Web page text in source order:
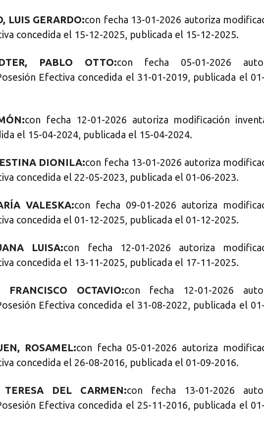
LUIS GERARDO:con fecha 13-01-2026 autoriza
concedida el 15-12-2025, publicada el 15-12-2025.
PABLO OTTO:con fecha 05-01-2026
Efectiva concedida el 31-01-2019, publicada el
con fecha 12-01-2026 autoriza modificación
el 15-04-2024, publicada el 15-04-2024.
DIONILA:con fecha 13-01-2026 autoriza
concedida el 22-05-2023, publicada el 01-06-2023.
VALESKA:con fecha 09-01-2026 autoriza
concedida el 01-12-2025, publicada el 01-12-2025.
LUISA:con fecha 12-01-2026 autoriza
concedida el 13-11-2025, publicada el 17-11-2025.
FRANCISCO OCTAVIO:con fecha 12-01-2026
Efectiva concedida el 31-08-2022, publicada el
ROSAMEL:con fecha 05-01-2026 autoriza
concedida el 26-08-2016, publicada el 01-09-2016.
DEL CARMEN:con fecha 13-01-2026
Efectiva concedida el 25-11-2016, publicada el